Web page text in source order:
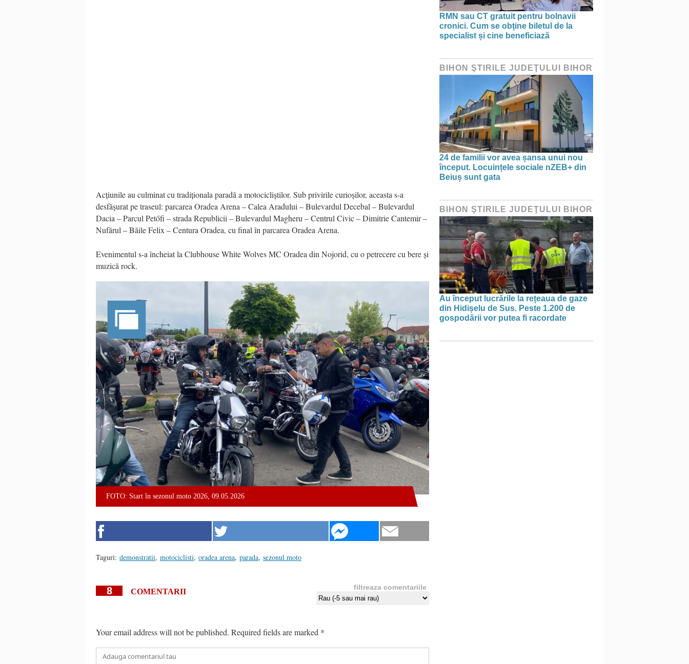
Acțiunile au culminat cu tradiționala paradă a motocicliștilor. Sub privirile curioșilor, aceasta s-a
desfășurat pe traseul: parcarea Oradea Arena – Calea Aradului – Bulevardul Decebal – Bulevardul
Dacia – Parcul Petőfi – strada Republicii – Bulevardul Magheru – Centrul Civic – Dimitrie Cantemir –
Nufărul – Băile Felix – Centura Oradea, cu final în parcarea Oradea Arena.
Evenimentul s-a încheiat la Clubhouse White Wolves MC Oradea din Nojorid, cu o petrecere cu bere și
muzică rock.
FOTO: Start în sezonul moto 2026, 09.05.2026
Taguri: demonstratii, motociclisti, oradea arena, parada, sezonul moto
8 COMENTARII filtreaza comentariile
Your email address will not be published. Required fields are marked *
RMN sau CT gratuit pentru bolnavii
cronici. Cum se obține biletul de la
specialist și cine beneficiază
BIHON ŞTIRILE JUDEŢULUI BIHOR
24 de familii vor avea șansa unui nou
început. Locuințele sociale nZEB+ din
Beiuș sunt gata
BIHON ŞTIRILE JUDEŢULUI BIHOR
Au început lucrările la rețeaua de gaze
din Hidișelu de Sus. Peste 1.200 de
gospodării vor putea fi racordate